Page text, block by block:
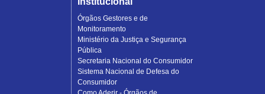
Órgãos Gestores e de
Monitoramento
Ministério da Justiça e Segurança
Pública
Secretaria Nacional do Consumidor
Sistema Nacional de Defesa do
Consumidor